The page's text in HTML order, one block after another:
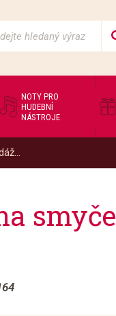
NOTY PRO
HUDEBNÍ
NÁSTROJE